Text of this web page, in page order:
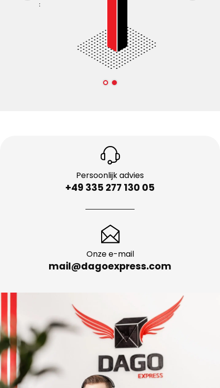
Persoonlijk advies
+49 335 277 130 05
Onze e-mail
mail@dagoexpress.com